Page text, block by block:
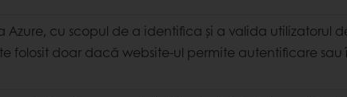
cu scopul de a identifica și a valida utilizatorul
folosit doar dacă website-ul permite autentificare sau